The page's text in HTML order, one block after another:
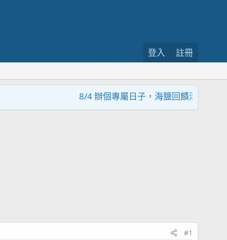
登入 註冊
8/4 辦個專屬日子，海鹽回饋活動，大家趕
#1